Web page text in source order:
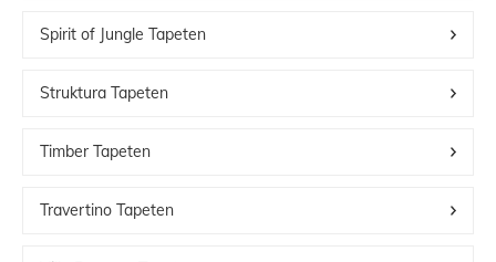
Spirit of Jungle Tapeten
Travertino Tapeten
Timber Tapeten
Struktura Tapeten